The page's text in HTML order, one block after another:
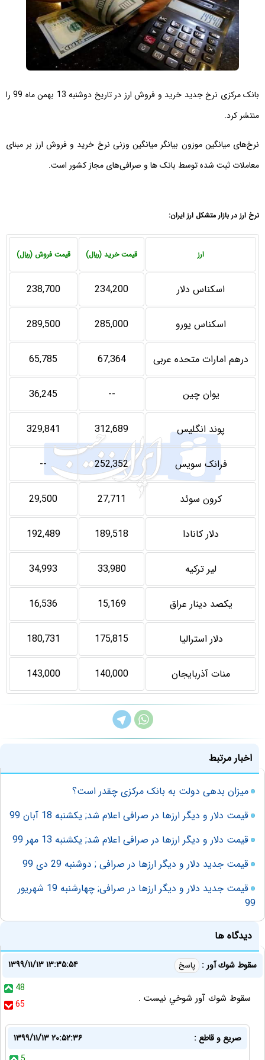
بانک مرکزی نرخ جدید خرید و فروش ارز در تاریخ دوشنبه 13 بهمن ماه 99 را
منتشر کرد.
نرخ‌های میانگین موزون بیانگر میانگین وزنی نرخ خرید و فروش ارز بر مبنای
معاملات ثبت شده توسط بانک ها و صرافی‌های مجاز کشور است.
نرخ ارز در بازار متشكل ارز ايران:
ارز قیمت خرید (ريال) قیمت فروش (ريال)
اسکناس دلار 234,200
238,700
اسکناس یورو 285,000
289,500
درهم امارات متحده عربی 67,364
65,785
یوان چین --
36,245
پوند انگلیس 312,689
329,841
فرانک سویس 252,352
--
کرون سوئد 27,711
29,500
دلار کانادا 189,518
192,489
لیر ترکیه 33,980
34,993
يکصد دينار عراق 15,169
16,536
دلار استرالیا 175,815
180,731
منات آذربايجان 140,000
143,000
اخبار مرتبط
میزان بدهی دولت به بانک مرکزی چقدر است؟
قیمت دلار و دیگر ارزها در صرافی اعلام شد‌; یکشنبه 18 آبان 99
قیمت دلار و دیگر ارزها در صرافی اعلام شد‌; یکشنبه 13 مهر 99
قیمت جدید دلار و دیگر ارزها در صرافی ; دوشنبه 29 دی 99
قیمت جدید دلار و دیگر ارزها در صرافی‌; چهارشنبه 19 شهریور
99
دیدگاه ها
سقوط شوك آور : پاسخ
۱۳۹۹/۱۱/۱۳ ۱۳:۳۵:۵۴
48
65
سقوط شوك آور شوخي نيست .
صريع و قاطع :
۱۳۹۹/۱۱/۱۳ ۲۰:۵۲:۳۶